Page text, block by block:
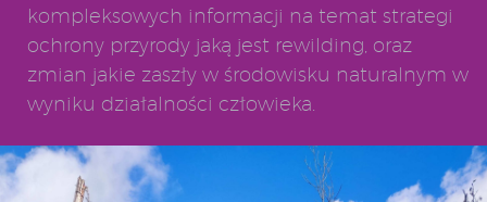
kompleksowych informacji na temat strategi
ochrony przyrody jaką jest rewilding, oraz
zmian jakie zaszły w środowisku naturalnym w
wyniku działalności człowieka.